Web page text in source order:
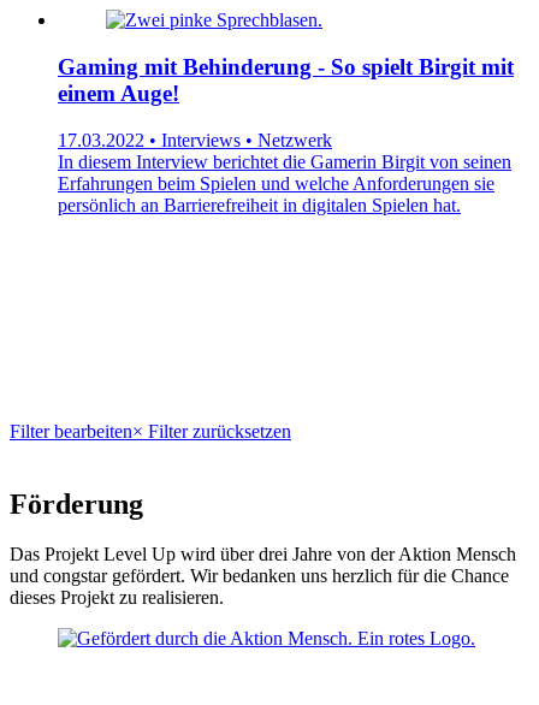
Gaming mit Behinderung - So spielt Birgit mit
einem Auge!
17.03.2022 • Interviews • Netzwerk
In diesem Interview berichtet die Gamerin Birgit von seinen
Erfahrungen beim Spielen und welche Anforderungen sie
persönlich an Barrierefreiheit in digitalen Spielen hat.
Filter bearbeiten× Filter zurücksetzen
Förderung
Das Projekt Level Up wird über drei Jahre von der Aktion Mensch
und congstar gefördert. Wir bedanken uns herzlich für die Chance
dieses Projekt zu realisieren.